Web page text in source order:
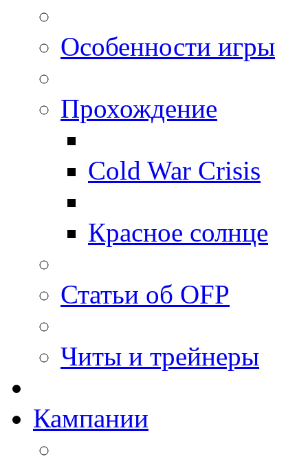
Особенности игры
Прохождение
Cold War Crisis
Красное солнце
Статьи об OFP
Читы и трейнеры
Кампании